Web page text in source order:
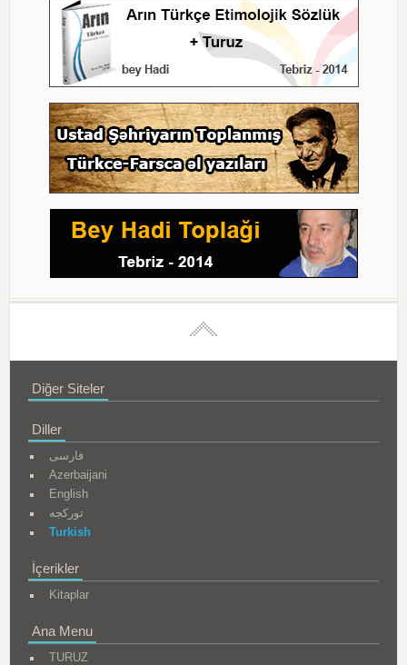
Diğer Siteler
Diller
فارسی
Azerbaijani
English
تورکجه
Turkish
İçerikler
Kitaplar
Ana Menu
TURUZ